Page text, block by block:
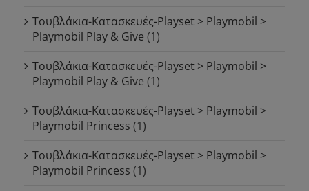
Τουβλάκια-Κατασκευές-Playset > Playmobil >
Playmobil Play & Give (1)
Τουβλάκια-Κατασκευές-Playset > Playmobil >
Playmobil Play & Give (1)
Τουβλάκια-Κατασκευές-Playset > Playmobil >
Playmobil Princess (1)
Τουβλάκια-Κατασκευές-Playset > Playmobil >
Playmobil Princess (1)